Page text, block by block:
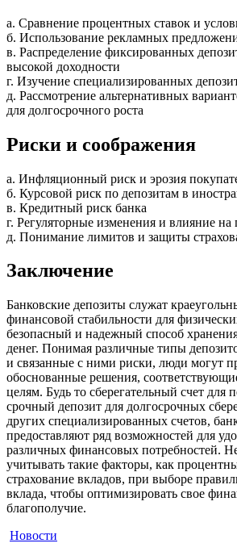
а. Сравнение процентных ставок и
б. Использование рекламных
в. Распределение фиксированных
высокой доходности
г. Изучение специализированных
д. Рассмотрение альтернативных
для долгосрочного роста
Риски и соображения
а. Инфляционный риск и эрозия
б. Курсовой риск по депозитам в
в. Кредитный риск банка
г. Регуляторные изменения и влияние на
д. Понимание лимитов и защиты
Заключение
Банковские депозиты служат
финансовой стабильности для
безопасный и надежный способ
денег. Понимая различные типы
и связанные с ними риски, люди могут
обоснованные решения,
целям. Будь то сберегательный счет для
срочный депозит для долгосрочных
других специализированных счетов,
предоставляют ряд возможностей для
различных финансовых потребностей.
учитывать такие факторы, как
страхование вкладов, при выборе
вклада, чтобы оптимизировать свое
благополучие.
Новости